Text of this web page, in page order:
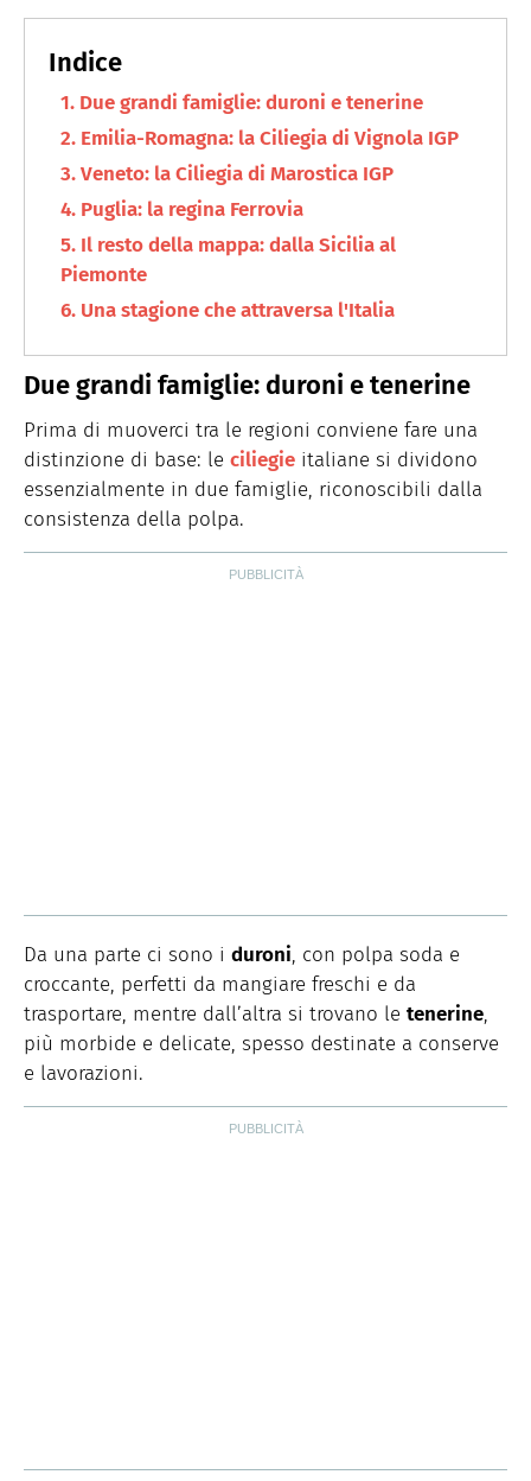
Due grandi famiglie: duroni e tenerine
Emilia-Romagna: la Ciliegia di Vignola IGP
Veneto: la Ciliegia di Marostica IGP
Puglia: la regina Ferrovia
Il resto della mappa: dalla Sicilia al
Piemonte
Una stagione che attraversa l'Italia
Due grandi famiglie: duroni e tenerine
Prima di muoverci tra le regioni conviene fare una
distinzione di base: le ciliegie italiane si dividono
essenzialmente in due famiglie, riconoscibili dalla
consistenza della polpa.
Da una parte ci sono i duroni, con polpa soda e
croccante, perfetti da mangiare freschi e da
trasportare, mentre dall’altra si trovano le tenerine,
più morbide e delicate, spesso destinate a conserve
e lavorazioni.